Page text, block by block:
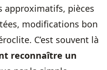
approximatifs, pièces
modifications bon
C’est souvent là
reconnaître un